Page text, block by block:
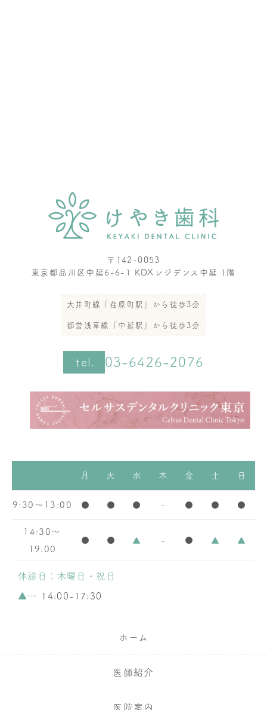
〒142-0053
東京都品川区中延6-6-1 KDXレジデンス中延 1階
大井町線「荏原町駅」から徒歩3分
都営浅草線「中延駅」から徒歩3分
tel. 03-6426-2076
月 火 水 木 金 土 日
9:30～13:00 ● ● ● - ● ● ●
14:30～
19:00
● ● ▲ - ● ▲ ▲
休診日：木曜日・祝日
▲ … 14:00-17:30
ホーム
医師紹介
医院案内